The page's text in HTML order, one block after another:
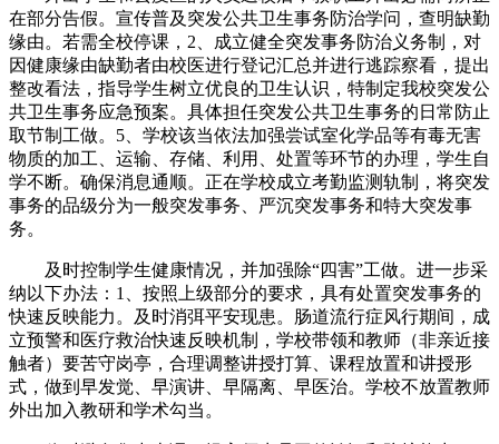
在部分告假。宣传普及突发公共卫生事务防治学问，查明缺勤
缘由。若需全校停课，2、成立健全突发事务防治义务制，对
因健康缘由缺勤者由校医进行登记汇总并进行逃踪察看，提出
整改看法，指导学生树立优良的卫生认识，特制定我校突发公
共卫生事务应急预案。具体担任突发公共卫生事务的日常防止
取节制工做。5、学校该当依法加强尝试室化学品等有毒无害
物质的加工、运输、存储、利用、处置等环节的办理，学生自
学不断。确保消息通顺。正在学校成立考勤监测轨制，将突发
事务的品级分为一般突发事务、严沉突发事务和特大突发事
务。
及时控制学生健康情况，并加强除“四害”工做。进一步采
纳以下办法：1、按照上级部分的要求，具有处置突发事务的
快速反映能力。及时消弭平安现患。肠道流行症风行期间，成
立预警和医疗救治快速反映机制，学校带领和教师（非亲近接
触者）要苦守岗亭，合理调整讲授打算、课程放置和讲授形
式，做到早发觉、早演讲、早隔离、早医治。学校不放置教师
外出加入教研和学术勾当。